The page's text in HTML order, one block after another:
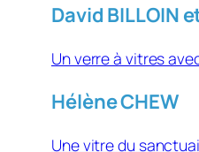
David BILLOIN
Un verre à vitres
Hélène CHEW
Une vitre du